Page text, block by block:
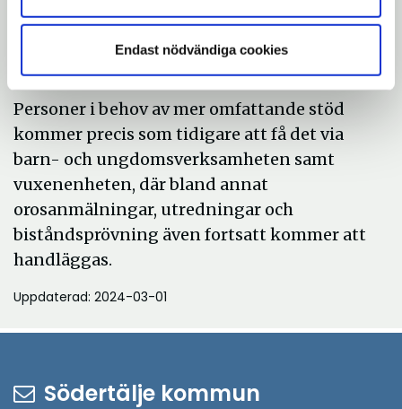
Endast nödvändiga cookies
personer i behov av mer omfattande stöd
till att hamna rätt från början och
säkerställa att de får den bästa hjälpen.
Personer i behov av mer omfattande stöd
kommer precis som tidigare att få det via
barn- och ungdomsverksamheten samt
vuxenenheten, där bland annat
orosanmälningar, utredningar och
biståndsprövning även fortsatt kommer att
handläggas.
Uppdaterad: 2024-03-01
Södertälje kommun